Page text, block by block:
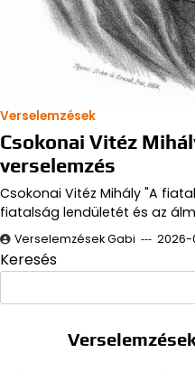
Verselemzések
Csokonai Vitéz
verselemzés
Csokonai Vitéz Mihály "A
fiatalság lendületét és az
Verselemzések Gabi 2026-
Keresés